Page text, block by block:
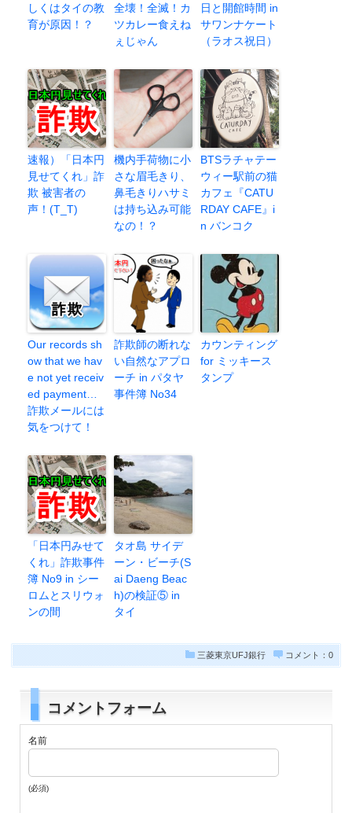
しくはタイの教
育が原因！？
全壊！全滅！カ
ツカレー食えね
ぇじゃん
日と開館時間 in
サワンナケート
（ラオス祝日）
速報）「日本円
見せてくれ」詐
欺 被害者の
声！(T_T)
機内手荷物に小
さな眉毛きり、
鼻毛きりハサミ
は持ち込み可能
なの！？
BTSラチャテー
ウィー駅前の猫
カフェ『CATU
RDAY CAFE』i
n バンコク
Our records sh
ow that we hav
e not yet receiv
ed payment…
詐欺メールには
気をつけて！
詐欺師の断れな
い自然なアプロ
ーチ in パタヤ
事件簿 No34
カウンティング
for ミッキース
タンプ
「日本円みせて
くれ」詐欺事件
簿 No9 in シー
ロムとスリウォ
ンの間
タオ島 サイデ
ーン・ビーチ(S
ai Daeng Beac
h)の検証⑤ in
タイ
三菱東京UFJ銀行 コメント：0
コメントフォーム
名前
(必須)